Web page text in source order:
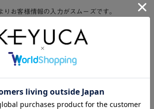
りお客様情報の入力がスムーズです。
用いただけます。